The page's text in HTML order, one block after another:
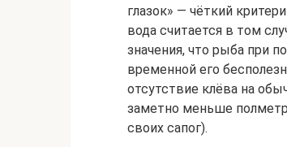
глазок» — чёткий
вода считается в том
значения, что рыба при
временной его
отсутствие клёва на
заметно меньше
своих сапог).